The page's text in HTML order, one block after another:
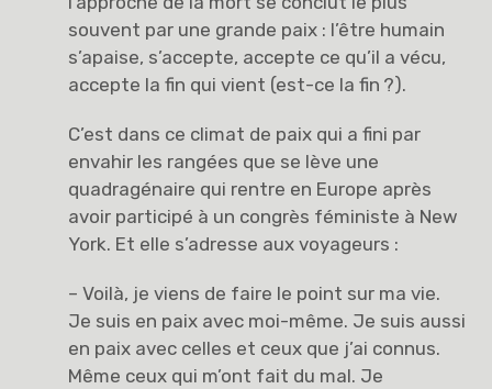
souvent par une grande paix : l’être humain
s’apaise, s’accepte, accepte ce qu’il a vécu,
accepte la fin qui vient (est-ce la fin ?).
C’est dans ce climat de paix qui a fini par
envahir les rangées que se lève une
quadragénaire qui rentre en Europe après
avoir participé à un congrès féministe à New
York. Et elle s’adresse aux voyageurs :
– Voilà, je viens de faire le point sur ma vie.
Je suis en paix avec moi-même. Je suis aussi
en paix avec celles et ceux que j’ai connus.
Même ceux qui m’ont fait du mal. Je